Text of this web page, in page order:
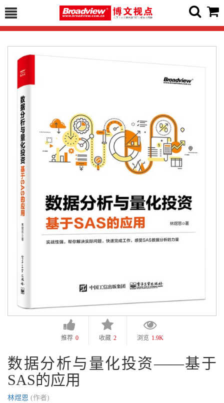
推荐 0 收藏 2 浏览 1.9K
数据分析与量化投资——基于
SAS的应用
林煜恩 (作者)